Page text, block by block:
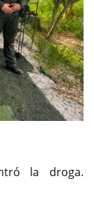
la droga.